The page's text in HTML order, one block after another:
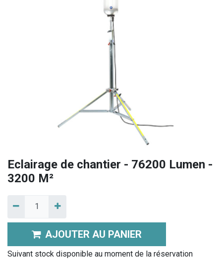
Eclairage de chantier - 76200 Lumen -
3200 M²
AJOUTER AU PANIER
Suivant stock disponible au moment de la réservation